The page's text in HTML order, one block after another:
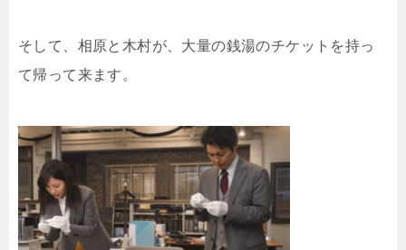
そして、相原と木村が、大量の銭湯のチケットを持っ
て帰って来ます。